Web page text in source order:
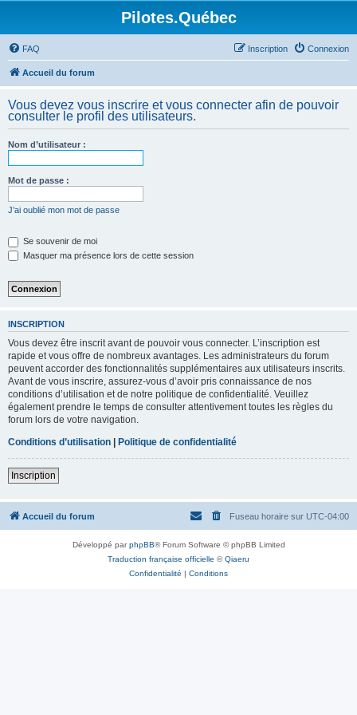
Pilotes.Québec
FAQ Connexion
Inscription
Accueil du forum
Vous devez vous inscrire et vous connecter afin de pouvoir
consulter le profil des utilisateurs.
Nom d’utilisateur :
Mot de passe :
J’ai oublié mon mot de passe
Se souvenir de moi
Masquer ma présence lors de cette session
INSCRIPTION
Vous devez être inscrit avant de pouvoir vous connecter. L’inscription est
rapide et vous offre de nombreux avantages. Les administrateurs du forum
peuvent accorder des fonctionnalités supplémentaires aux utilisateurs inscrits.
Avant de vous inscrire, assurez-vous d’avoir pris connaissance de nos
conditions d’utilisation et de notre politique de confidentialité. Veuillez
également prendre le temps de consulter attentivement toutes les règles du
forum lors de votre navigation.
Conditions d’utilisation | Politique de confidentialité
Inscription
Accueil du forum Fuseau horaire sur UTC-04:00
Développé parphpBB® Forum Software © phpBB Limited
Traduction française officielle ©Qiaeru
Confidentialité | Conditions